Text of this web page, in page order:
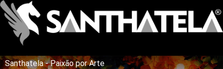
Santhatela - Paixão por Arte